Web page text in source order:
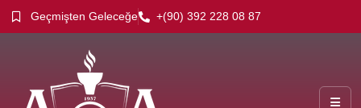
Geçmişten Geleceğe +(90) 392 228 08 87